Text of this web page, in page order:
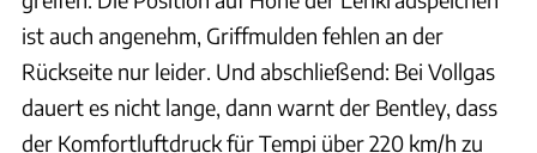
ist auch angenehm, Griffmulden fehlen an der
Rückseite nur leider. Und abschließend: Bei Vollgas
dauert es nicht lange, dann warnt der Bentley, dass
der Komfortluftdruck für Tempi über 220 km/h zu